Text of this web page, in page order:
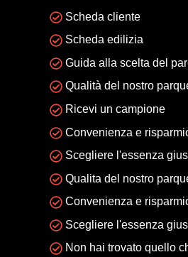
Scheda cliente
Scheda edilizia
Guida alla scelta del
Qualità del nostro
Ricevi un campione
Convenienza e
Scegliere l'essenza
Qualita del nostro
Convenienza e
Scegliere l'essenza
Non hai trovato quello